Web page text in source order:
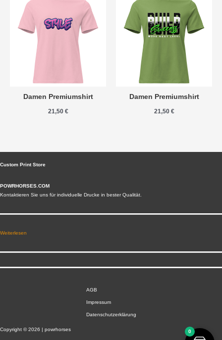
Damen Premiumshirt
21,50 €
Damen Premiumshirt
21,50 €
Custom Print Store
POWRHORSES.COM
Kontaktieren Sie uns für individuelle Drucke in bester Qualität.
Weiterlesen
AGB
Impressum
Datenschutzerklärung
Copyright © 2026 | powrhorses 0